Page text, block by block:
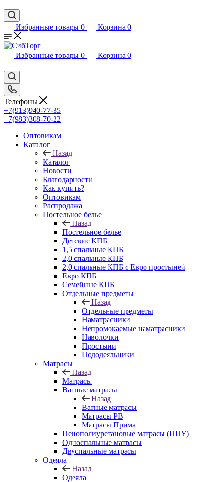
Избранные товары 0 Корзина 0
Избранные товары 0 Корзина 0
Телефоны
+7(913)940-77-35
+7(983)308-70-22
Оптовикам
Каталог
Назад
Каталог
Новости
Благодарности
Как купить?
Оптовикам
Распродажа
Постельное белье
Назад
Постельное белье
Детские КПБ
1,5 спальные КПБ
2,0 спальные КПБ
2,0 спальные КПБ с Евро простыней
Евро КПБ
Семейные КПБ
Отдельные предметы
Назад
Отдельные предметы
Наматрасники
Непромокаемые наматрасники
Наволочки
Простыни
Пододеяльники
Матрасы
Назад
Матрасы
Ватные матрасы
Назад
Ватные матрасы
Матрасы РВ
Матрасы Прима
Пенополиуретановые матрасы (ППУ)
Односпальные матрасы
Двуспальные матрасы
Одеяла
Назад
Одеяла